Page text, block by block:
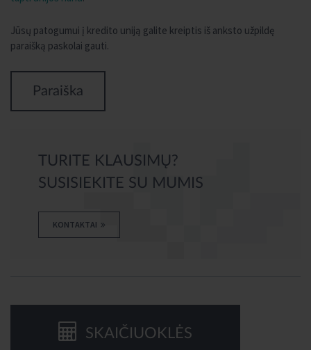
Jūsų patogumui į kredito uniją galite kreiptis iš anksto užpildę
paraišką paskolai gauti.
Paraiška
TURITE KLAUSIMŲ?
SUSISIEKITE SU MUMIS
KONTAKTAI
SKAIČIUOKLĖS